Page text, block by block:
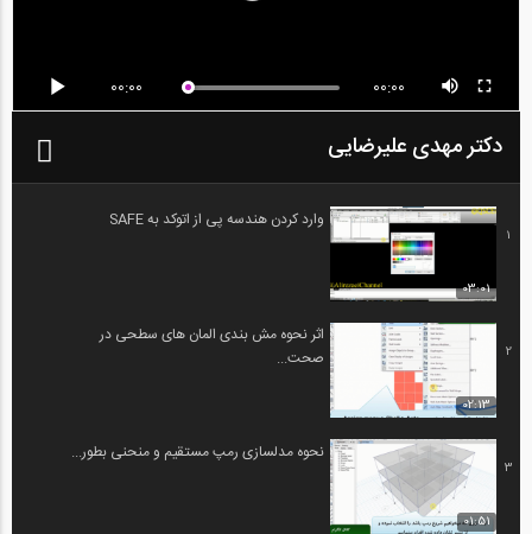
00:00 00:00
دکتر مهدی علیرضایی
1
03:01
وارد کردن هندسه پی از اتوکد به SAFE
2
02:13
اثر نحوه مش بندی المان های سطحی در
صحت...
3
01:51
نحوه مدلسازی رمپ مستقیم و منحنی بطور...